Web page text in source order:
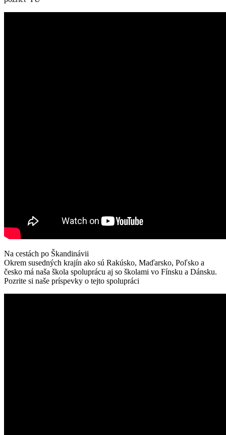
Na cestách po Škandinávii
Okrem susedných krajín ako sú Rakúsko, Maďarsko, Poľsko a
česko má naša škola spoluprácu aj so školami vo Fínsku a Dánsku.
Pozrite si naše príspevky o tejto spolupráci